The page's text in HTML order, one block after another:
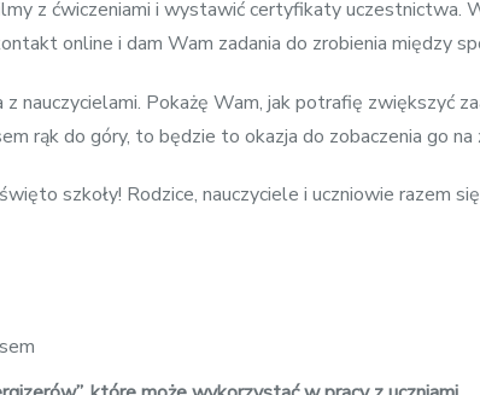
z ćwiczeniami i wystawić certyfikaty uczestnictwa.
online i dam Wam zadania do zrobienia między
nauczycielami. Pokażę Wam, jak potrafię zwiększyć
rąk do góry, to będzie to okazja do zobaczenia go na
szkoły! Rodzice, nauczyciele i uczniowie razem